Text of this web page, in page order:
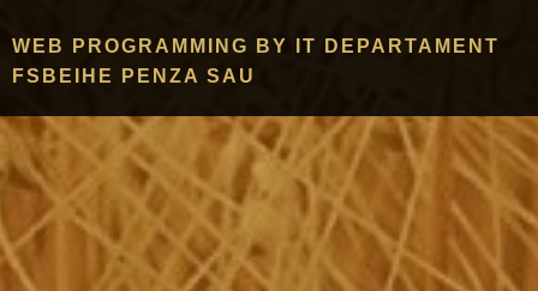
WEB PROGRAMMING BY IT DEPARTAMENT
FSBEIHE PENZA SAU